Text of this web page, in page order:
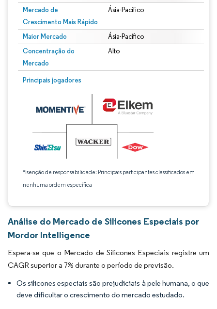
Mercado de
Crescimento Mais Rápido
Ásia-Pacífico
Maior Mercado Ásia-Pacífico
Concentração do
Mercado
Alto
Principais jogadores
*Isenção de responsabilidade: Principais participantes classificados em
nenhuma ordem específica
Análise do Mercado de Silicones Especiais por
Mordor Intelligence
Espera-se que o Mercado de Silicones Especiais registre um
CAGR superior a 7% durante o período de previsão.
Os silicones especiais são prejudiciais à pele humana, o que
deve dificultar o crescimento do mercado estudado.